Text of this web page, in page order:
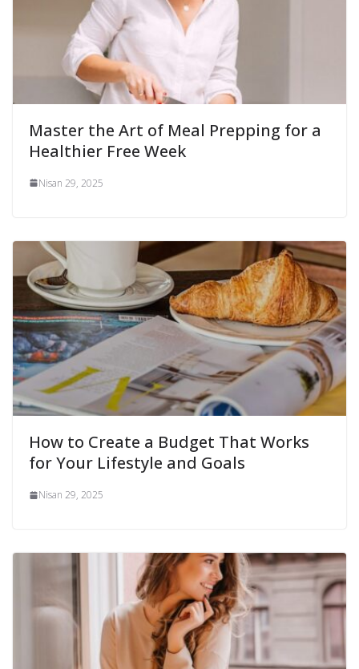
Master the Art of Meal Prepping for a
Healthier Free Week
Nisan 29, 2025
How to Create a Budget That Works
for Your Lifestyle and Goals
Nisan 29, 2025